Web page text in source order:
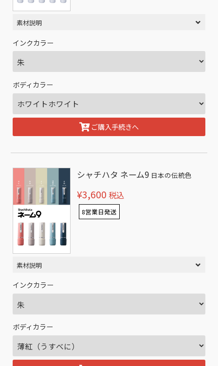
素材説明
インクカラー
ボディカラー
ご購入手続きへ
シャチハタ ネーム9 日本の伝統色
¥3,600 税込
8営業日発送
素材説明
インクカラー
ボディカラー